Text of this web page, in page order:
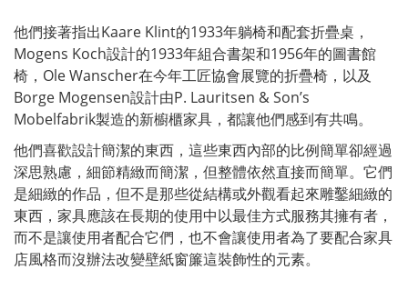
他們接著指出Kaare Klint的1933年躺椅和配套折疊桌，
Mogens Koch設計的1933年組合書架和1956年的圖書館
椅，Ole Wanscher在今年工匠協會展覽的折疊椅，以及
Borge Mogensen設計由P. Lauritsen & Son’s
Mobelfabrik製造的新櫥櫃家具，都讓他們感到有共鳴。
他們喜歡設計簡潔的東西，這些東西內部的比例簡單卻經過
深思熟慮，細節精緻而簡潔，但整體依然直接而簡單。它們
是細緻的作品，但不是那些從結構或外觀看起來雕鑿細緻的
東西，家具應該在長期的使用中以最佳方式服務其擁有者，
而不是讓使用者配合它們，也不會讓使用者為了要配合家具
店風格而沒辦法改變壁紙窗簾這裝飾性的元素。